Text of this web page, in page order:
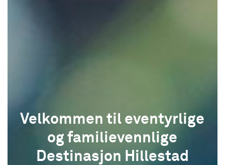
Velkommen til eventyrlige
og familievennlige
Destinasjon Hillestad